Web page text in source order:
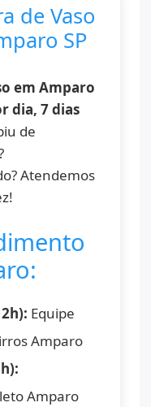
de Vaso
SP
em Amparo
dia, 7 dias
de
Atendemos
Equipe
Amparo
Amparo